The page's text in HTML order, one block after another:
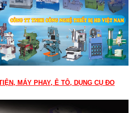
MÁY PHAY, Ê TÔ, DỤNG CỤ ĐO